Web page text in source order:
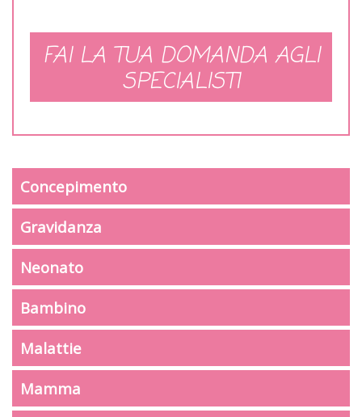
FAI LA TUA DOMANDA AGLI
SPECIALISTI
Concepimento
Gravidanza
Neonato
Bambino
Malattie
Mamma